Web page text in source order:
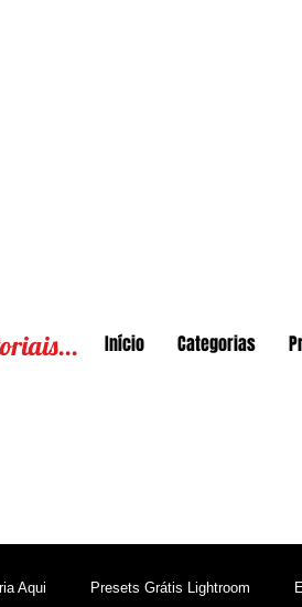
Início Categorias
Aqui Presets Grátis Lightroom